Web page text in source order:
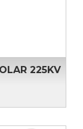
225KV